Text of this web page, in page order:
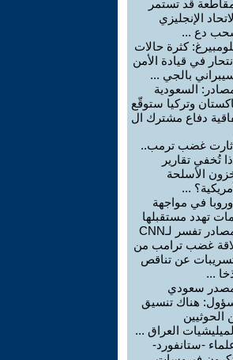
قد تستمر
الإنجليزي
دع ...
كثرة حالات
في قيادة الأمن
بالجي ...
السعودية
وتركيا ستوقّع
دفاع مشترك ال
غضب ترمب..
تُخفي تقارير
الأسلحة
...
في مواجهة
تهدد مستقبلها
مصادر تفسر لـCNN
غضب ترامب من
عن تناقص
...
سعودي
هناك تنسيق
الحوثيين
العراق ...
-ستانفورد-